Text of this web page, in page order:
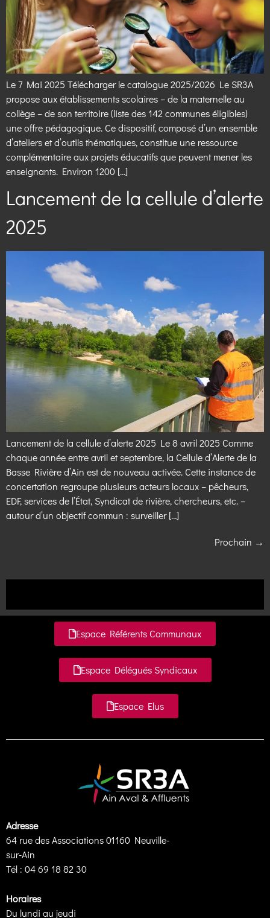
Le 7 Mai 2025 Télécharger le catalogue 2025/2026 Le SR3A
propose aux établissements scolaires – de la maternelle au
collège – de son territoire (liste des 142 communes éligibles)
une offre pédagogique. Ce dispositif, composé d’un ensemble
d’ateliers et d’outils thématiques, constitue une ressource
complémentaire aux projets éducatifs que peuvent mener les
enseignants. Environ 1200 […]
Lancement de la cellule d’alerte
2025
Lancement de la cellule d’alerte 2025 Le 8 avril 2025 Comme
chaque année entre avril et septembre, la Cellule d’Alerte de la
Basse Rivière d’Ain est de nouveau activée. Cette instance de
concertation regroupe plusieurs acteurs locaux – pêcheurs,
EDF, services de l’État, Syndicat de rivière, chercheurs, etc. –
autour d’un objectif commun : surveiller […]
Prochain →
Espace Référents Communaux
Espace Délégués Syndicaux
Espace Elus
Adresse
64 rue des Associations 01160 Neuville-
sur-Ain
Tél : 04 69 18 82 30
Horaires
Du lundi au jeudi